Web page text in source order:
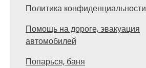
Политика конфиденциальности
Помощь на дороге, эвакуация
автомобилей
Попарься, баня